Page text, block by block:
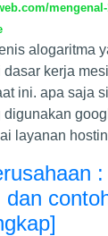
alogaritma
kerja
ini. apa saja
digunakan
layanan
dan